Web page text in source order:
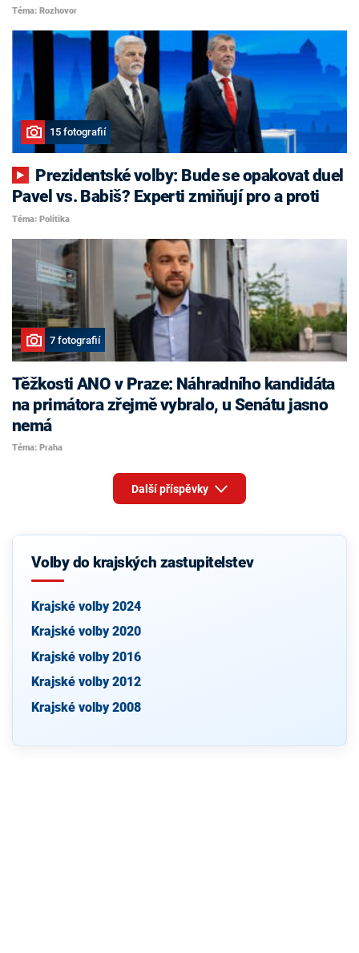
Téma: Rozhovor
15 fotografií
Pavel vs. Babiš? Experti zmiňují pro a proti
Téma: Politika
7 fotografií
Těžkosti ANO v Praze: Náhradního kandidáta
na primátora zřejmě vybralo, u Senátu jasno
nemá
Téma: Praha
Další příspěvky
Volby do krajských zastupitelstev
Krajské volby 2024
Krajské volby 2020
Krajské volby 2016
Krajské volby 2012
Krajské volby 2008